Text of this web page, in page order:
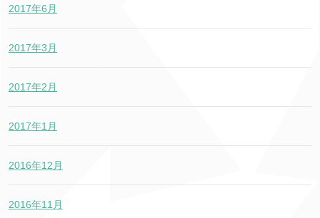
2017年6月
2017年3月
2017年2月
2017年1月
2016年12月
2016年11月